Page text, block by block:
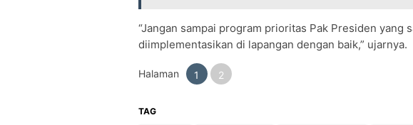
“Jangan sampai program prioritas Pak Presiden yang
diimplementasikan di lapangan dengan baik,” ujarnya.
Halaman 1 2
TAG